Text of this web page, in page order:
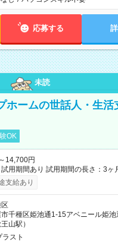
応募する
未読
ホームの世話人・生活
OK
14,700円
試用期間あり 試用期間の長さ：3ヶ
と同じです。
支給あり
千種区姫池通1-15アベニール姫池
山駅）
スト